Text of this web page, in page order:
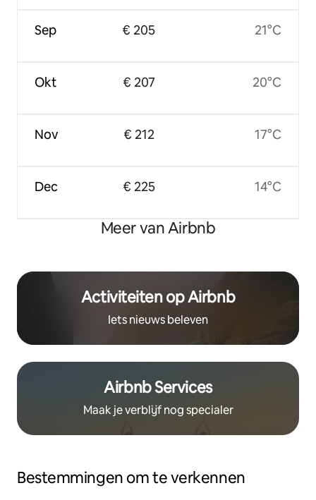
Sep
Okt
Nov
Dec
€ 205
€ 207
€ 212
€ 225
21°C
20°C
17°C
14°C
Meer van Airbnb
Activiteiten op Airbnb
Iets nieuws beleven
Airbnb Services
Maak je verblijf nog specialer
Bestemmingen om te verkennen